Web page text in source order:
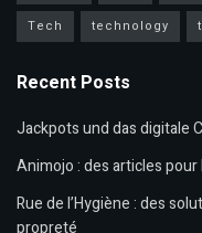
Tech
technology
Recent Posts
Jackpots und das digitale
Animojo : des articles
Rue de l’Hygiène : des
propreté